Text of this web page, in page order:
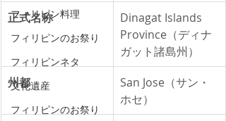
フィリピン料理
フィリピンのお祭り
フィリピンネタ
文化遺産
フィリピンのお祭り
正式名称
Dinagat Islands
Province（ディナ
ガット諸島州）
州都
San Jose（サン・
ホセ）